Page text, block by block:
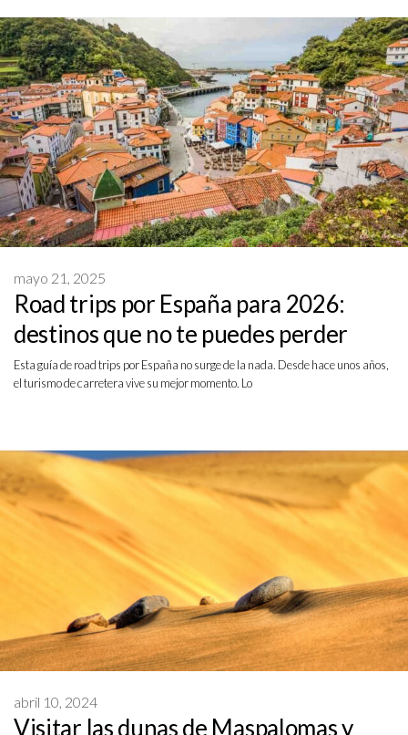
Road trips por España para 2026:
destinos que no te puedes perder
mayo 21, 2025
Esta guía de road trips por España no surge de la nada. Desde hace unos años,
el turismo de carretera vive su mejor momento. Lo
Visitar las dunas de Maspalomas y
abril 10, 2024